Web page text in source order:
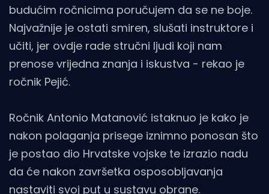
budućim ročnicima poručujem da se ne boje.
Najvažnije je ostati smiren, slušati instruktore i
učiti, jer ovdje rade stručni ljudi koji nam
prenose vrijedna znanja i iskustva - rekao je
ročnik Pejić.
Ročnik Antonio Matanović istaknuo je kako je
nakon polaganja prisege iznimno ponosan što
je postao dio Hrvatske vojske te izrazio nadu
da će nakon završetka osposobljavanja
nastaviti svoj put u sustavu obrane.